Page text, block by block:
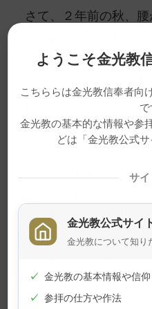
さて、２年前の秋、腰
と、加齢で背骨の間隔
鈴子さんが、「岡山へ
に言うと、「命と引き
なさい」と、きつい口
を受けて安静にすること
部へは行けないと思い
きるかどうかも」とお
たが、自分で神様のお
いますよ。神様がして
ようこそ金光教
こちららは金光教信奉者向
で
金光教の基本的な情報や参
どは「金光教公式
サイ
金光教公式サイ
金光教について知り
✓ 金光教の基本情報や信仰
✓ 参拝の仕方や作法